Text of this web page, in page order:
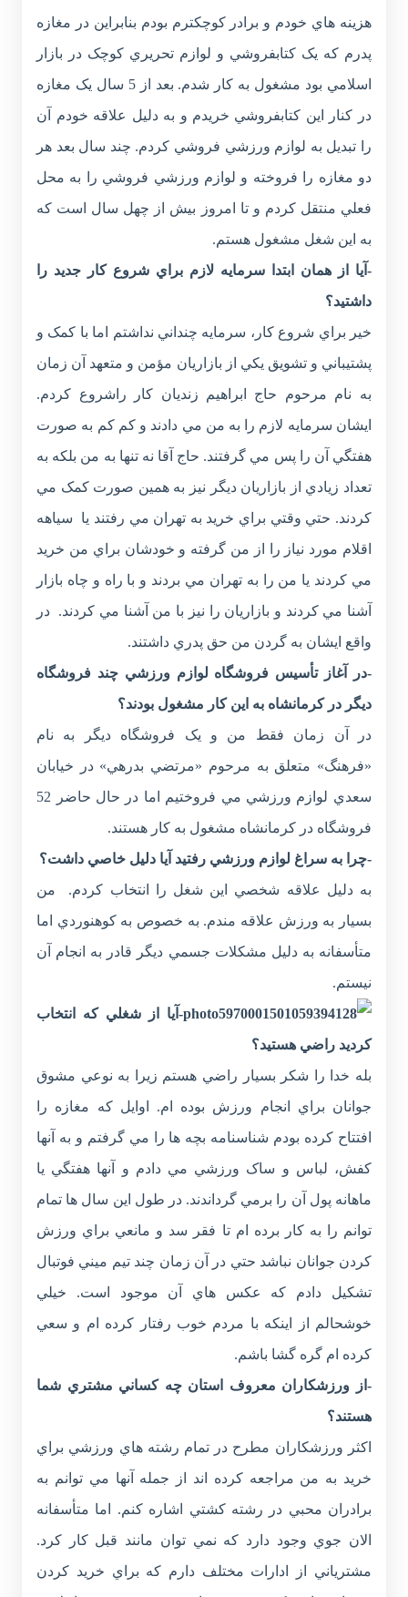
هزينه هاي خودم و برادر کوچکترم بودم بنابراين در مغازه
پدرم که يک کتابفروشي و لوازم تحريري کوچک در بازار
اسلامي بود مشغول به کار شدم. بعد از 5 سال يک مغازه
در کنار اين کتابفروشي خريدم و به دليل علاقه خودم آن
را تبديل به لوازم ورزشي فروشي کردم. چند سال بعد هر
دو مغازه را فروخته و لوازم ورزشي فروشي را به محل
فعلي منتقل کردم و تا امروز بيش از چهل سال است که
به اين شغل مشغول هستم.
-آيا از همان ابتدا سرمايه لازم براي شروع کار جديد را
داشتيد؟
خير براي شروع کار، سرمايه چنداني نداشتم اما با کمک و
پشتيباني و تشويق يکي از بازاريان مؤمن و متعهد آن زمان
به نام مرحوم حاج ابراهيم زنديان کار راشروع کردم.
ايشان سرمايه لازم را به من مي دادند و کم کم به صورت
هفتگي آن را پس مي گرفتند. حاج آقا نه تنها به من بلکه به
تعداد زيادي از بازاريان ديگر نيز به همين صورت کمک مي
کردند. حتي وقتي براي خريد به تهران مي رفتند يا سياهه
اقلام مورد نياز را از من گرفته و خودشان براي من خريد
مي کردند يا من را به تهران مي بردند و با راه و چاه بازار
آشنا مي کردند و بازاريان را نيز با من آشنا مي کردند. در
واقع ايشان به گردن من حق پدري داشتند.
-در آغاز تأسيس فروشگاه لوازم ورزشي چند فروشگاه
ديگر در کرمانشاه به اين کار مشغول بودند؟
در آن زمان فقط من و يک فروشگاه ديگر به نام
«فرهنگ» متعلق به مرحوم «مرتضي بدرهي» در خيابان
سعدي لوازم ورزشي مي فروختيم اما در حال حاضر 52
فروشگاه در کرمانشاه مشغول به کار هستند.
-چرا به سراغ لوازم ورزشي رفتيد آيا دليل خاصي داشت؟
به دليل علاقه شخصي اين شغل را انتخاب کردم. من
بسيار به ورزش علاقه مندم. به خصوص به کوهنوردي اما
متأسفانه به دليل مشکلات جسمي ديگر قادر به انجام آن
نيستم.
-آيا از شغلي که انتخاب
کرديد راضي هستيد؟
بله خدا را شکر بسيار راضي هستم زيرا به نوعي مشوق
جوانان براي انجام ورزش بوده ام. اوايل که مغازه را
افتتاح کرده بودم شناسنامه بچه ها را مي گرفتم و به آنها
کفش، لباس و ساک ورزشي مي دادم و آنها هفتگي يا
ماهانه پول آن را برمي گرداندند. در طول اين سال ها تمام
توانم را به کار برده ام تا فقر سد و مانعي براي ورزش
کردن جوانان نباشد حتي در آن زمان چند تيم ميني فوتبال
تشکيل دادم که عکس هاي آن موجود است. خيلي
خوشحالم از اينکه با مردم خوب رفتار کرده ام و سعي
کرده ام گره گشا باشم.
-از ورزشکاران معروف استان چه کساني مشتري شما
هستند؟
اکثر ورزشکاران مطرح در تمام رشته هاي ورزشي براي
خريد به من مراجعه کرده اند از جمله آنها مي توانم به
برادران محبي در رشته کشتي اشاره کنم. اما متأسفانه
الان جوي وجود دارد که نمي توان مانند قبل کار کرد.
مشترياني از ادارات مختلف دارم که براي خريد کردن